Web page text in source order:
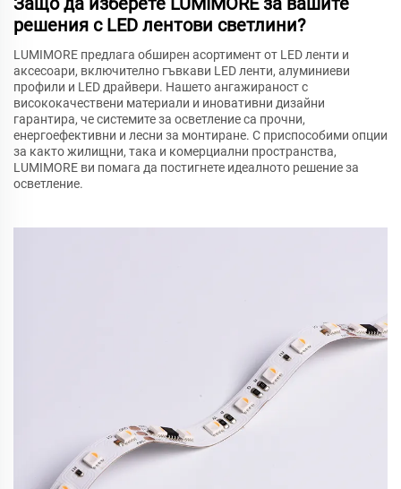
решения с LED лентови светлини?
LUMIMORE предлага обширен асортимент от LED ленти и
аксесоари, включително гъвкави LED ленти, алуминиеви
профили и LED драйвери. Нашето ангажираност с
висококачествени материали и иновативни дизайни
гарантира, че системите за осветление са прочни,
енергоефективни и лесни за монтиране. С приспособими опции
за както жилищни, така и комерциални пространства,
LUMIMORE ви помага да постигнете идеалното решение за
осветление.